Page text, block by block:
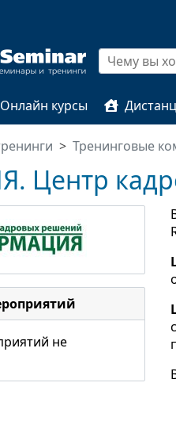
Онлайн курсы
Тренинговые
Центр
не